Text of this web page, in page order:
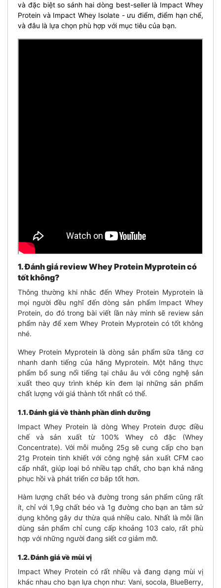
và đặc biệt so sánh hai dòng best-seller là Impact Whey
Protein và Impact Whey Isolate - ưu điểm, điểm hạn chế,
và đâu là lựa chọn phù hợp với mục tiêu của bạn.
1. Đánh giá review Whey Protein Myprotein có
tốt không?
Thông thường khi nhắc đến Whey Protein Myprotein là
mọi người đều nghĩ đến dòng sản phẩm Impact Whey
Protein, do đó trong bài viết lần này mình sẽ review sản
phẩm này để xem Whey Protein Myprotein có tốt không
nhé.
Whey Protein Myprotein là dòng sản phẩm sữa tăng cơ
nhanh danh tiếng của hãng Myprotein. Một hãng thực
phẩm bổ sung nổi tiếng tại châu âu với công nghệ sản
xuất theo quy trình khép kín đem lại những sản phẩm
chất lượng với giá thành tốt nhất có thể.
1.1. Đánh giá về thành phần dinh dưỡng
Impact Whey Protein là dòng Whey Protein được điều
chế và sản xuất từ 100% Whey cô đặc (Whey
Concentrate). Với mỗi muỗng 25g sẽ cung cấp cho bạn
21g Protein tinh khiết với công nghệ sản xuất CFM cao
cấp nhất, giúp loại bỏ nhiều tạp chất, cho bạn khả năng
phục hồi và phát triển cơ bắp tốt hơn.
Hàm lượng chất béo và đường trong sản phẩm cũng rất
ít, chỉ với 1,9g chất béo và 1g đường cho bạn an tâm sử
dụng không gây dư thừa quá nhiều calo. Nhất là mỗi lần
dùng sản phẩm chỉ cung cấp khoảng 103 calo, rất phù
hợp với những người đang siết cơ giảm mỡ.
1.2. Đánh giá về mùi vị
Impact Whey Protein có rất nhiều và đang dạng mùi vị
khác nhau cho bạn lựa chọn như: Vani, socola, BlueBerry,